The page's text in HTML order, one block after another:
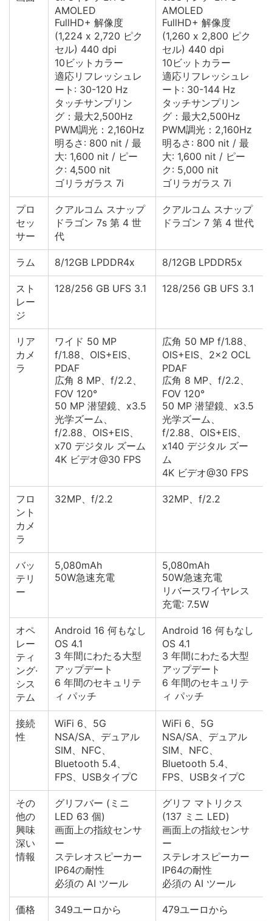
AMOLED
FullHD+ 解像度
(1,224 x 2,720 ピク
セル) 440 dpi
10ビットカラー
適応リフレッシュレ
ート: 30-120 Hz
タッチサンプリン
グ：最大2,500Hz
PWM調光：2,160Hz
明るさ: 800 nit / 最
大: 1,600 nit / ピー
ク: 4,500 nit
ゴリラガラス 7i
AMOLED
FullHD+ 解像度
(1,260 x 2,800 ピク
セル) 440 dpi
10ビットカラー
適応リフレッシュレ
ート: 30-144 Hz
タッチサンプリン
グ：最大2,500Hz
PWM調光：2,160Hz
明るさ: 800 nit / 最
大: 1,600 nit / ピー
ク: 5,000 nit
ゴリラガラス 7i
プロ
セッ
サー
クアルコム スナップ
ドラゴン 7s 第 4 世
代
クアルコム スナップ
ドラゴン 7 第 4 世代
ラム 8/12GB LPDDR4x 8/12GB LPDDR5x
スト
レー
ジ
128/256 GB UFS 3.1 128/256 GB UFS 3.1
リア
カメ
ラ
ワイド 50 MP
f/1.88、OIS+EIS、
PDAF
広角 8 MP、f/2.2、
FOV 120°
50 MP 潜望鏡、x3.5
光学ズーム、
f/2.88、OIS+EIS、
x70 デジタル ズーム
4K ビデオ@30 FPS
広角 50 MP f/1.88、
OIS+EIS、2×2 OCL
PDAF
広角 8 MP、f/2.2、
FOV 120°
50 MP 潜望鏡、x3.5
光学ズーム、
f/2.88、OIS+EIS、
x140 デジタル ズー
ム
4K ビデオ@30 FPS
フロ
ント
カメ
ラ
32MP、f/2.2 32MP、f/2.2
バッ
テリ
ー
5,080mAh
50W急速充電
5,080mAh
50W急速充電
リバースワイヤレス
充電: 7.5W
オペ
レー
ティ
ング·
シス
テム
Android 16 何もなし
OS 4.1
3 年間にわたる大型
アップデート
6 年間のセキュリテ
ィ パッチ
Android 16 何もなし
OS 4.1
3 年間にわたる大型
アップデート
6 年間のセキュリテ
ィ パッチ
接続
性
WiFi 6、5G
NSA/SA、デュアル
SIM、NFC、
Bluetooth 5.4、
FPS、USBタイプC
WiFi 6、5G
NSA/SA、デュアル
SIM、NFC、
Bluetooth 5.4、
FPS、USBタイプC
その
他の
興味
深い
情報
グリフバー (ミニ
LED 63 個)
画面上の指紋センサ
ー
ステレオスピーカー
IP64の耐性
必須の AI ツール
グリフ マトリクス
(137 ミニ LED)
画面上の指紋センサ
ー
ステレオスピーカー
IP64の耐性
必須の AI ツール
価格 349ユーロから 479ユーロから